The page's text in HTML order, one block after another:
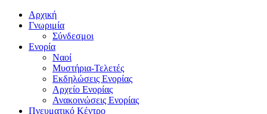
Αρχική
Γνωριμία
Σύνδεσμοι
Ενορία
Ναοί
Μυστήρια-Τελετές
Εκδηλώσεις Ενορίας
Αρχείο Ενορίας
Ανακοινώσεις Ενορίας
Πνευματικό Κέντρο